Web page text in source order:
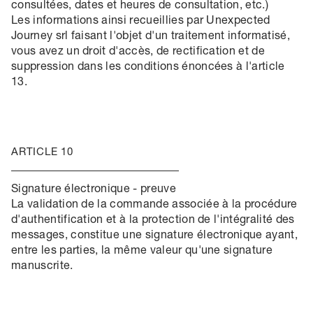
consultées, dates et heures de consultation, etc.)
Les informations ainsi recueillies par Unexpected
Journey srl faisant l'objet d'un traitement informatisé,
vous avez un droit d'accès, de rectification et de
suppression dans les conditions énoncées à l'article
13.
ARTICLE 10
Signature électronique - preuve
La validation de la commande associée à la procédure
d'authentification et à la protection de l'intégralité des
messages, constitue une signature électronique ayant,
entre les parties, la même valeur qu'une signature
manuscrite.